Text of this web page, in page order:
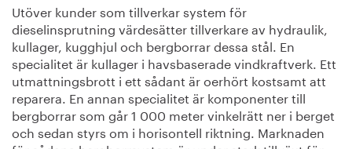
Utöver kunder som tillverkar system för
dieselinsprutning värdesätter tillverkare av hydraulik,
kullager, kugghjul och bergborrar dessa stål. En
specialitet är kullager i havsbaserade vindkraftverk. Ett
utmattningsbrott i ett sådant är oerhört kostsamt att
reparera. En annan specialitet är komponenter till
bergborrar som går 1 000 meter vinkelrätt ner i berget
och sedan styrs om i horisontell riktning. Marknaden